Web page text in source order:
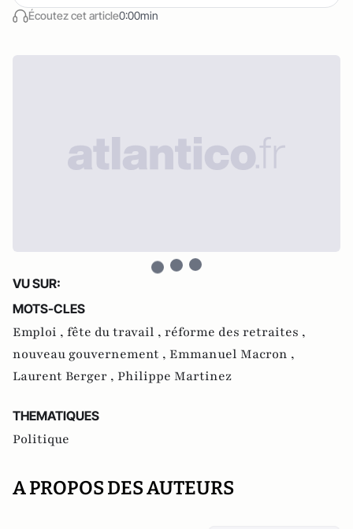
Écoutez cet article0:00min
VU SUR:
MOTS-CLES
Emploi , fête du travail , réforme des retraites ,
nouveau gouvernement , Emmanuel Macron ,
Laurent Berger , Philippe Martinez
THEMATIQUES
Politique
A PROPOS DES AUTEURS